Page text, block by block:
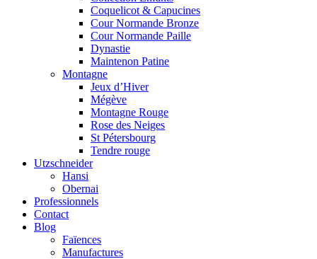
Coquelicot & Capucines
Cour Normande Bronze
Cour Normande Paille
Dynastie
Maintenon Patine
Montagne
Jeux d’Hiver
Mégève
Montagne Rouge
Rose des Neiges
St Pétersbourg
Tendre rouge
Utzschneider
Hansi
Obernai
Professionnels
Contact
Blog
Faïences
Manufactures